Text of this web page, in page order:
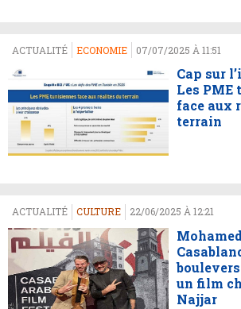
ACTUALITÉ ECONOMIE 07/07/2025 À 11:51
Cap sur
Les PME
face aux
terrain
ACTUALITÉ CULTURE 22/06/2025 À 12:21
un film
Najjar